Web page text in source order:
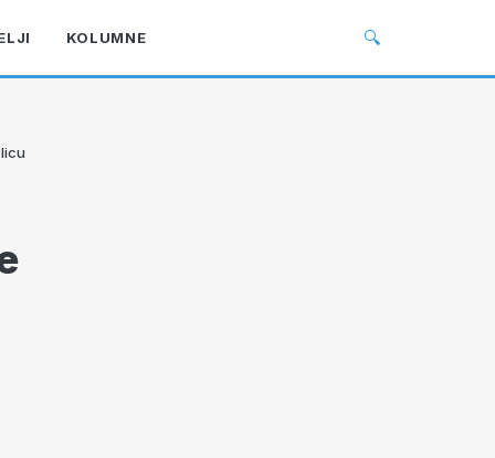
KOLUMNE 🔍